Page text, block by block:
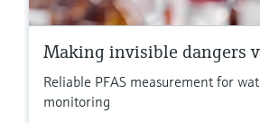
Making invisible dangers
Reliable PFAS measurement for
monitoring